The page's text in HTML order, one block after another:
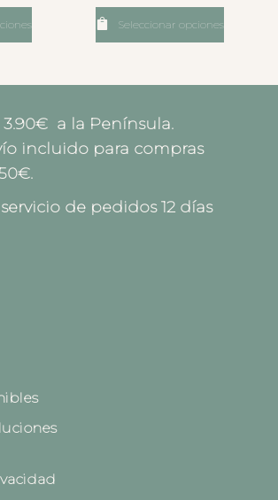
Seleccionar opciones
3.90€ a la Península.
para compras
de pedidos 12 días